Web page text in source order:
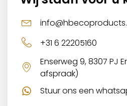
+31 6 22205160
Enserweg 9, 8307 PJ
afspraak)
Stuur ons een